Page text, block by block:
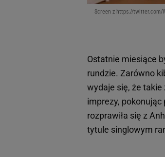
Screen z https://twitter.com/
Ostatnie miesiące
rundzie. Zarówno
wydaje się, że
imprezy, pokonując
rozprawiła się z
tytule singlowym